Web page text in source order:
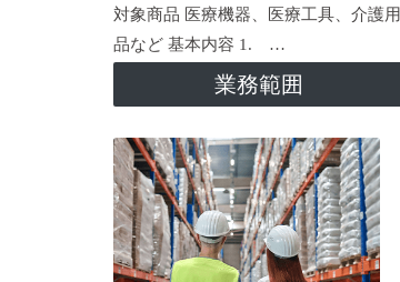
対象商品 医療機器、医療工具、介護用
品など 基本内容 1. …
業務範囲